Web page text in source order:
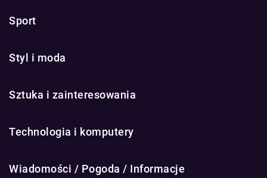
Sport
Styl i moda
Sztuka i zainteresowania
Technologia i komputery
Wiadomości / Pogoda / Informacje